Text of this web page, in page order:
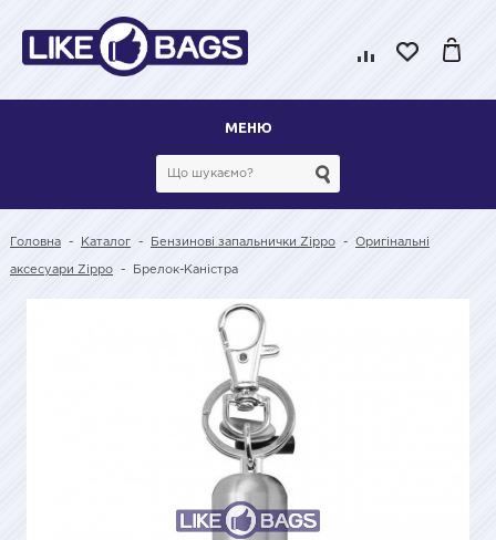
МЕНЮ
Головна - Каталог - Бензинові запальнички Zippo - Оригінальні
аксесуари Zippo - Брелок-Каністра